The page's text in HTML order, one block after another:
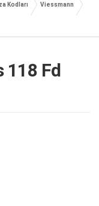
Kodları Viessmann
118 Fd